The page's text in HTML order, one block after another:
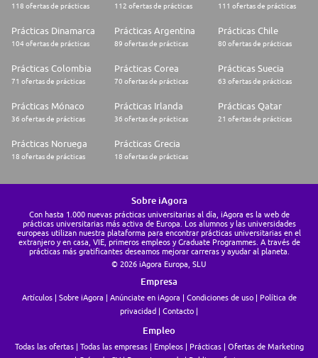
118 ofertas de prácticas 112 ofertas de prácticas 111 ofertas de prácticas
Prácticas Dinamarca
104 ofertas de prácticas
Prácticas Argentina
89 ofertas de prácticas
Prácticas Chile
80 ofertas de prácticas
Prácticas Colombia
71 ofertas de prácticas
Prácticas Corea
70 ofertas de prácticas
Prácticas Suecia
63 ofertas de prácticas
Prácticas Mónaco
36 ofertas de prácticas
Prácticas Irlanda
36 ofertas de prácticas
Prácticas Qatar
21 ofertas de prácticas
Prácticas Noruega
18 ofertas de prácticas
Prácticas Grecia
18 ofertas de prácticas
Sobre iAgora
Con hasta 1.000 nuevas prácticas universitarias al día, iAgora es la web de
prácticas universitarias más activa de Europa. Los alumnos y las universidades
europeas utilizan nuestra plataforma para encontrar prácticas universitarias en el
extranjero y en casa, VIE, primeros empleos y Graduate Programmes. A través de
prácticas más gratificantes deseamos mejorar carreras y ayudar al planeta.
© 2026 iAgora Europa, SLU
Empresa
Artículos Sobre iAgora Anúnciate en iAgora Condiciones de uso
Política de
privacidad
Contacto
Empleo
Todas las ofertas Todas las empresas Empleos Prácticas
Ofertas de Marketing